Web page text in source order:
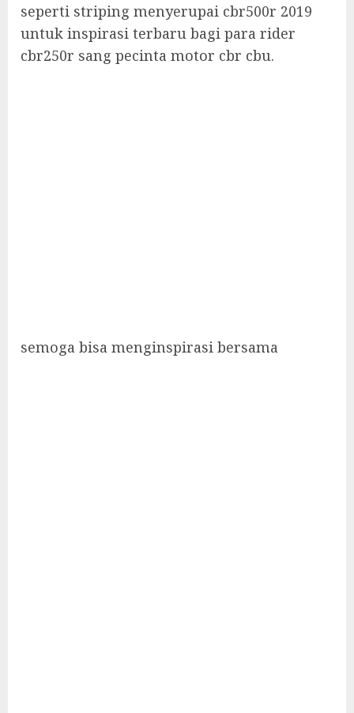
seperti striping menyerupai cbr500r 2019
untuk inspirasi terbaru bagi para rider
cbr250r sang pecinta motor cbr cbu.
semoga bisa menginspirasi bersama